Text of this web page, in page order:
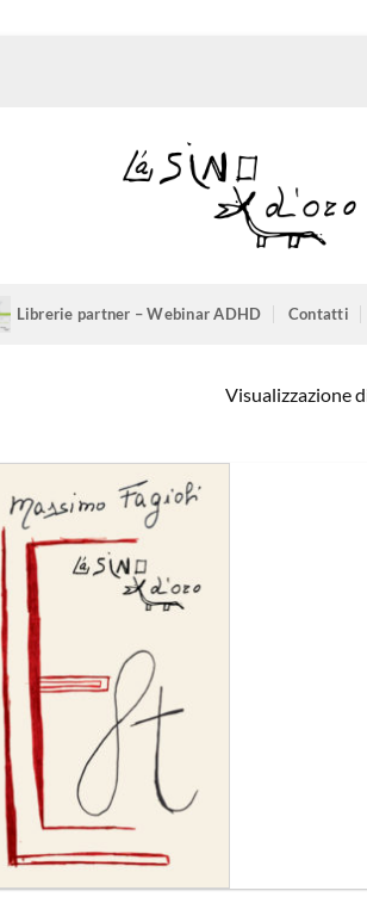
Librerie partner – Webinar ADHD Contatti
Visualizzazione
desideri